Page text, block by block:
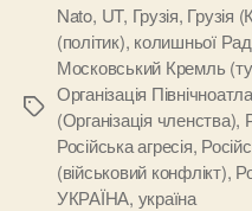
Позначки
Nato, UT, Грузія, Грузія
(політик), колишньої
Московський Кремль
Організація
(Організація членства),
Російська агресія,
(військовий конфлікт),
УКРАЇНА, україна